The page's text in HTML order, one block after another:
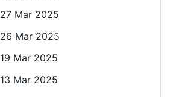
27 Mar 2025
26 Mar 2025
19 Mar 2025
13 Mar 2025